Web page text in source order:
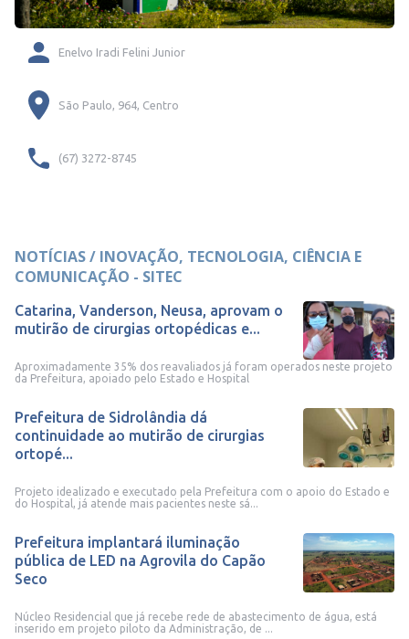
Enelvo Iradi Felini Junior
São Paulo, 964, Centro
(67) 3272-8745
NOTÍCIAS / INOVAÇÃO, TECNOLOGIA, CIÊNCIA E
COMUNICAÇÃO - SITEC
Catarina, Vanderson, Neusa, aprovam o
mutirão de cirurgias ortopédicas e...
Aproximadamente 35% dos reavaliados já foram operados neste projeto
da Prefeitura, apoiado pelo Estado e Hospital
Prefeitura de Sidrolândia dá
continuidade ao mutirão de cirurgias
ortopé...
Projeto idealizado e executado pela Prefeitura com o apoio do Estado e
do Hospital, já atende mais pacientes neste sá...
Prefeitura implantará iluminação
pública de LED na Agrovila do Capão
Seco
Núcleo Residencial que já recebe rede de abastecimento de água, está
inserido em projeto piloto da Administração, de ...